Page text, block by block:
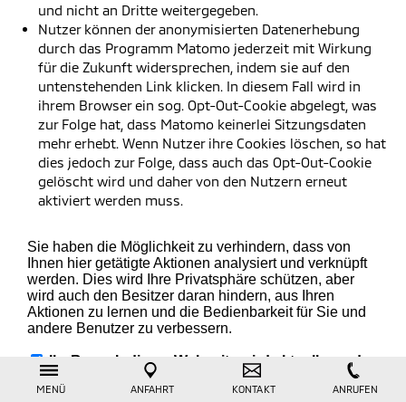
MENÜ ANFAHRT KONTAKT ANRUFEN
und nicht an Dritte weitergegeben.
Nutzer können der anonymisierten Datenerhebung
durch das Programm Matomo jederzeit mit Wirkung
für die Zukunft widersprechen, indem sie auf den
untenstehenden Link klicken. In diesem Fall wird in
ihrem Browser ein sog. Opt-Out-Cookie abgelegt, was
zur Folge hat, dass Matomo keinerlei Sitzungsdaten
mehr erhebt. Wenn Nutzer ihre Cookies löschen, so hat
dies jedoch zur Folge, dass auch das Opt-Out-Cookie
gelöscht wird und daher von den Nutzern erneut
aktiviert werden muss.